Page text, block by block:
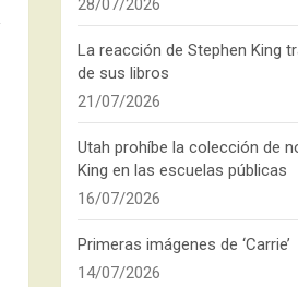
28/07/2026
La reacción de Stephen King
de sus libros
21/07/2026
Utah prohíbe la colección de
King en las escuelas públicas
16/07/2026
Primeras imágenes de ‘Carrie’
14/07/2026